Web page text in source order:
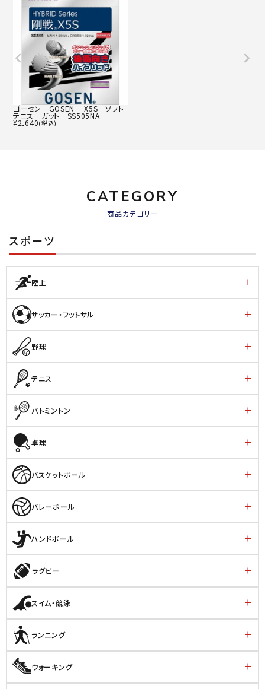
ゴーセン GOSEN X5S ソフト
テニス ガット SS505NA
¥2,640(税込)
CATEGORY
商品カテゴリー
スポーツ
陸上
サッカー・フットサル
野球
テニス
バトミントン
卓球
バスケットボール
バレーボール
ハンドボール
ラグビー
スイム・競泳
ランニング
ウォーキング